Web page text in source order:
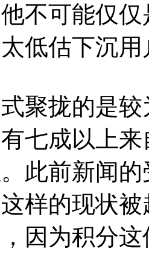
不可能仅
低估下沉
拢的是较
七成以上来
此前新闻
样的现状
因为积分